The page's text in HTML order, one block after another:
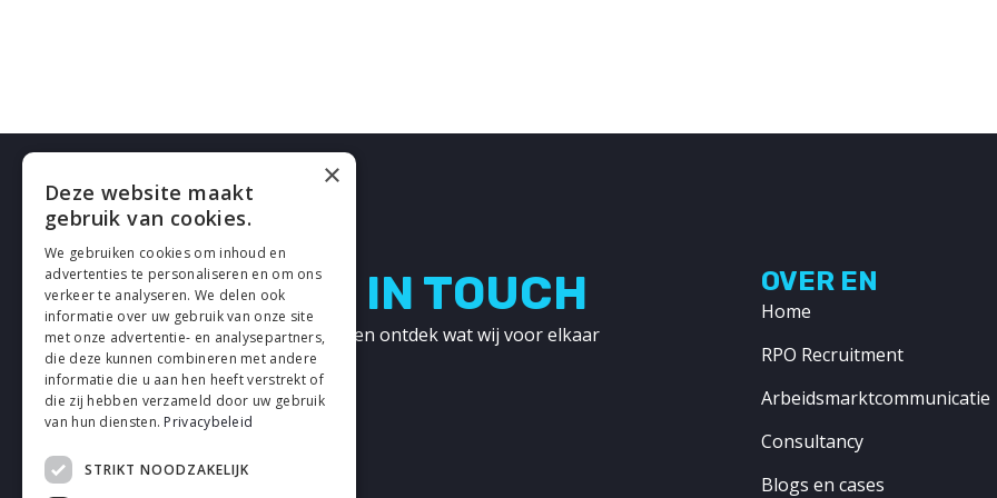
LETS GET IN TOUCH
Neem contact met ons op en ontdek wat wij voor elkaar
kunnen betekenen!
CONTACT
OVER EN
Home
RPO Recruitment
Arbeidsmarktcommunicatie
Consultancy
Blogs en cases
×
Deze website maakt
gebruik van cookies.
We gebruiken cookies om inhoud en
advertenties te personaliseren en om ons
verkeer te analyseren. We delen ook
informatie over uw gebruik van onze site
met onze advertentie- en analysepartners,
die deze kunnen combineren met andere
informatie die u aan hen heeft verstrekt of
die zij hebben verzameld door uw gebruik
van hun diensten. Privacybeleid
STRIKT NOODZAKELIJK